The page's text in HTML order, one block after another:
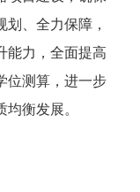
、全力保障，
能力，全面提高
位测算，进一步
衡发展。